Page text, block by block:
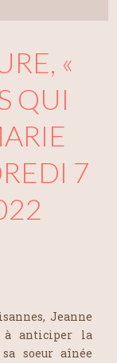
«
QUI
7
Jeanne
à anticiper la
soeur aînée